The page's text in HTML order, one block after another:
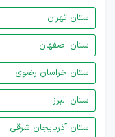
استان تهران
استان اصفهان
استان خراسان رضوی
استان البرز
استان آذربایجان شرقی